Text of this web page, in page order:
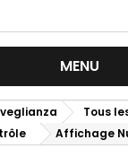
MENU
Tous
Affichage